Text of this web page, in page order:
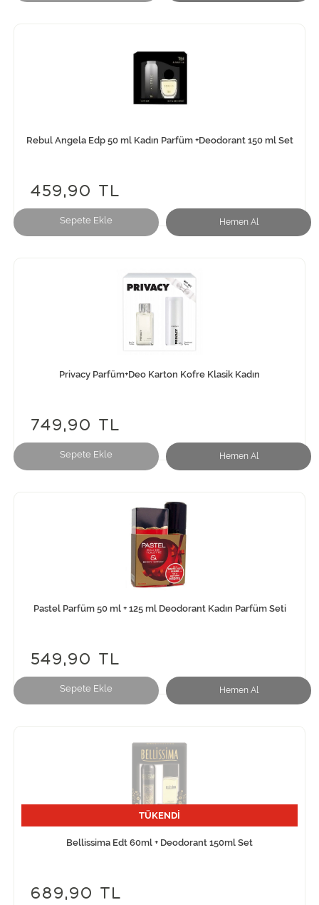
Sepete Ekle Hemen Al
Rebul Angela Edp 50 ml Kadın Parfüm +Deodorant 150 ml Set
459,90 TL
Sepete Ekle Hemen Al
Privacy Parfüm+Deo Karton Kofre Klasik Kadın
749,90 TL
Sepete Ekle Hemen Al
Pastel Parfüm 50 ml + 125 ml Deodorant Kadın Parfüm Seti
549,90 TL
TÜKENDİ
Bellissima Edt 60ml + Deodorant 150ml Set
689,90 TL